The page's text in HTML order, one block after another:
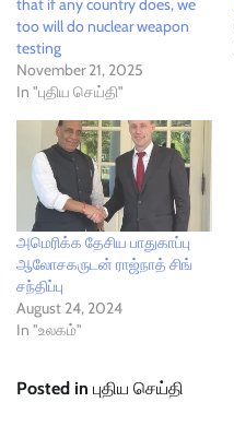
that if any country does, we
too will do nuclear weapon
testing
November 21, 2025
In "புதிய செய்தி"
அமெரிக்க தேசிய பாதுகாப்பு
ஆலோசகருடன் ராஜ்நாத் சிங்
சந்திப்பு
August 24, 2024
In "உலகம்"
Posted in புதிய செய்தி